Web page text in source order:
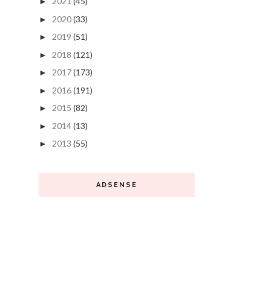
► 2020(33)
► 2019 (51)
► 2018 (121)
► 2017(173)
► 2016(191)
► 2015 (82)
► 2014(13)
► 2013 (55)
ADSENSE